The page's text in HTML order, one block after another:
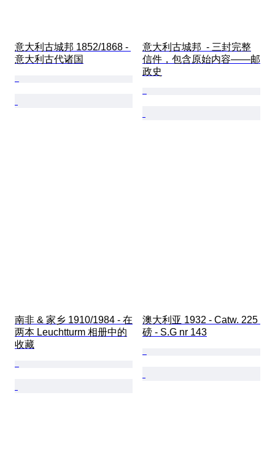
意大利古城邦 1852/1868 -
意大利古代诸国
意大利古城邦  - 三封完整
信件，包含原始内容——邮
政史
南非 & 家乡 1910/1984 - 在
两本 Leuchtturm 相册中的
收藏
澳大利亚 1932 - Catw. 225
磅 - S.G nr 143